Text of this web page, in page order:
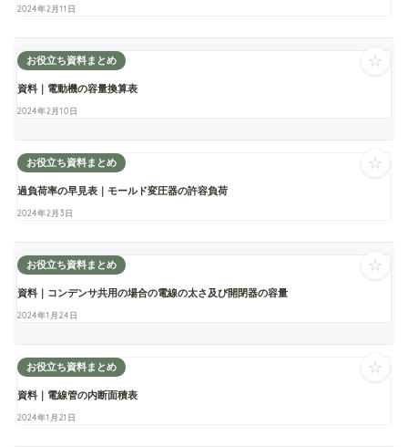
2024年2月11日
お役立ち資料まとめ
資料｜電動機の容量換算表
2024年2月10日
☆
お役立ち資料まとめ
過負荷率の早見表｜モールド変圧器の許容負荷
2024年2月3日
☆
お役立ち資料まとめ
資料｜コンデンサ共用の場合の電線の太さ及び開閉器の容量
2024年1月24日
☆
お役立ち資料まとめ
資料｜電線管の内断面積表
2024年1月21日
☆